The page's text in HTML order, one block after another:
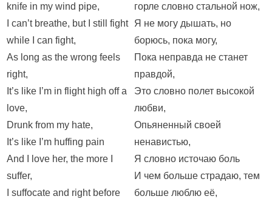
knife in my wind pipe,
I can’t breathe, but I still fight
while I can fight,
As long as the wrong feels
right,
It’s like I’m in flight high off a
love,
Drunk from my hate,
It’s like I’m huffing pain
And I love her, the more I
suffer,
I suffocate and right before
горле словно стальной нож,
Я не могу дышать, но
борюсь, пока могу,
Пока неправда не станет
правдой,
Это словно полет высокой
любви,
Опьяненный своей
ненавистью,
Я словно источаю боль
И чем больше страдаю, тем
больше люблю её,